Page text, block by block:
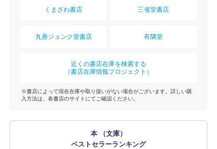
くまざわ書店 三省堂書店
丸善ジュンク堂書店 有隣堂
近くの書店在庫を検索する
（書店在庫情報プロジェクト）
※書店によって現在在庫や取り扱いがない場合がございます。詳しい購
入方法は、各書店のサイトにてご確認ください。
本 （文庫）
ベストセラーランキング